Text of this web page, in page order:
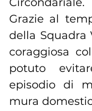
Grazie al
della Squadra
coraggiosa
potuto
episodio di
mura